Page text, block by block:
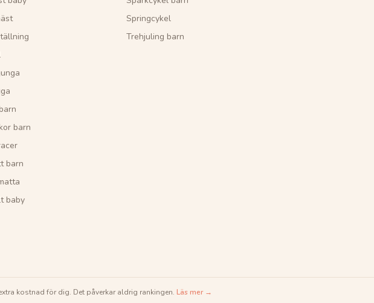
barn
barn
baby
Springcykel
Trehjuling barn
kostnad för dig. Det påverkar aldrig rankingen. Läs mer →